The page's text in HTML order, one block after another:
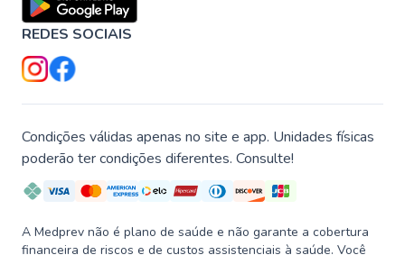
REDES SOCIAIS
Condições válidas apenas no site e app. Unidades físicas
poderão ter condições diferentes. Consulte!
A Medprev não é plano de saúde e não garante a cobertura
financeira de riscos e de custos assistenciais à saúde. Você